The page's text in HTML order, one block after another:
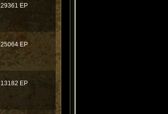
29361 EP
25064 EP
13182 EP